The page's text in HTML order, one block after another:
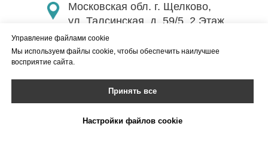
Московская обл. г. Щелково,
ул. Талсинская, д. 59/5, 2 Этаж
+7 (495) 001 48 79
Управление файлами cookie
Мы используем файлы cookie, чтобы обеспечить наилучшее
восприятие сайта.
Принять все
Настройки файлов cookie